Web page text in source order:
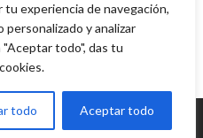
tu experiencia de navegación,
y analizar
todo", das tu
todo Aceptar todo
14, 2008